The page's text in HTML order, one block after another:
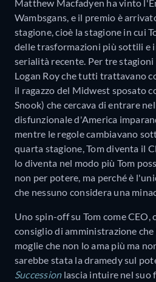
Matthew Macfadyen ha vinto
Wambsgans, e il premio è
stagione, cioè la stagione in cui
delle trasformazioni più sottili e
serialità recente. Per tre stagioni
Logan Roy che tutti trattavano
il ragazzo del Midwest sposato
Snook) che cercava di entrare
disfunzionale d'America
mentre le regole cambiavano
quarta stagione, Tom diventa il
lo diventa nel modo più Tom
non per potere, ma perché è
che nessuno considera una
Uno spin-off su Tom come CEO,
consiglio di amministrazione che
moglie che non lo ama più ma
sarebbe stata la dramedy sul
Successionlascia intuire nel suo